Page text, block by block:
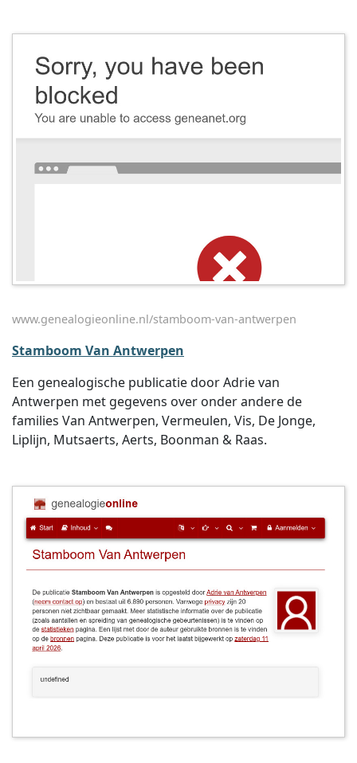
www.genealogieonline.nl/stamboom-van-antwerpen
Stamboom Van Antwerpen
Een genealogische publicatie door Adrie van
Antwerpen met gegevens over onder andere de
families Van Antwerpen, Vermeulen, Vis, De Jonge,
Liplijn, Mutsaerts, Aerts, Boonman & Raas.